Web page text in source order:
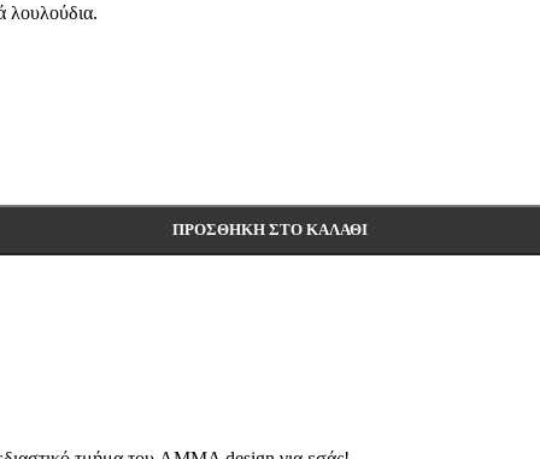
λουλούδια.
ΠΡΟΣΘΉΚΗ ΣΤΟ ΚΑΛΆΘΙ